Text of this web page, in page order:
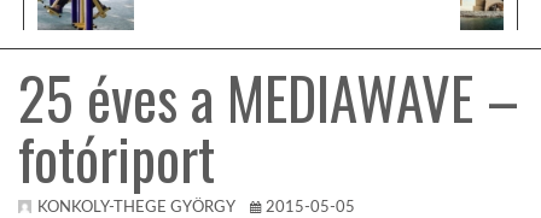
LATIN-AMERIKA
KÖZEL-KELET
25 éves a MEDIAWAVE –
fotóriport
KONKOLY-THEGE GYÖRGY 2015-05-05